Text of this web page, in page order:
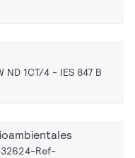
ND 1CT/4 IES 847 B
32624-Ref-